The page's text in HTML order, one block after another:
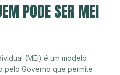
PODE SER MEI
(MEI) é um modelo
pelo Governo que permite